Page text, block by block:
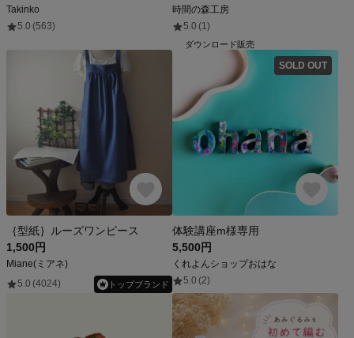
Takinko
5.0 (563)
時間の森工房
5.0 (1)
ダウンロード販売
｛型紙｝ルーズワンピース
1,500円
Miane(ミアネ)
5.0 (4024) トップブランド
SOLD OUT
体験講座m様専用
5,500円
くれよんショップおはな
5.0 (2)